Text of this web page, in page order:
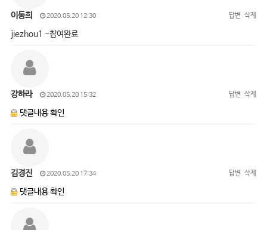
이동희 2020.05.20 12:30 답변 삭제
jiezhou1 -참여완료
강하라 2020.05.20 15:32 답변 삭제
댓글내용 확인
김경진 2020.05.20 17:34 답변 삭제
댓글내용 확인